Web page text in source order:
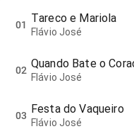
01 Tareco e Mariola
Flávio José
02 Quando Bate o
Flávio José
03 Festa do Vaqueiro
Flávio José